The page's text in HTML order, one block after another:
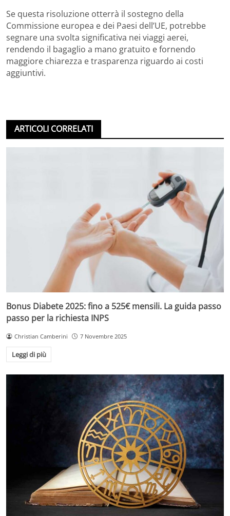
Se questa risoluzione otterrà il sostegno della
Commissione europea e dei Paesi dell’UE, potrebbe
segnare una svolta significativa nei viaggi aerei,
rendendo il bagaglio a mano gratuito e fornendo
maggiore chiarezza e trasparenza riguardo ai costi
aggiuntivi.
ARTICOLI CORRELATI
Bonus Diabete 2025: fino a 525€ mensili. La guida passo
passo per la richiesta INPS
Christian Camberini 7 Novembre 2025
Leggi di più